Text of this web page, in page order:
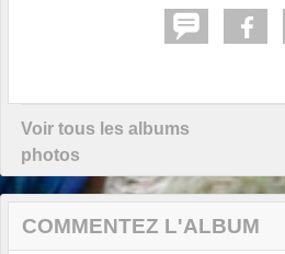
Voir tous les albums
photos
COMMENTEZ L'ALBUM